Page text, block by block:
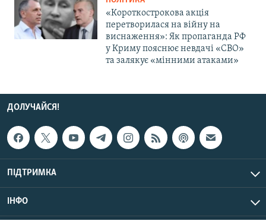
«Короткострокова акція
перетворилася на війну на
виснаження»: Як пропаганда РФ
у Криму пояснює невдачі «СВО»
та залякує «мінними атаками»
ДОЛУЧАЙСЯ!
ПІДТРИМКА
ІНФО